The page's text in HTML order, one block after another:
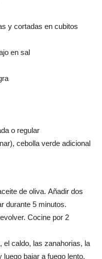
y cortadas en cubitos
en sal
o regular
cebolla verde adicional
de oliva. Añadir dos
durante 5 minutos.
Cocine por 2
el caldo, las zanahorias, la
bajar a fuego lento.